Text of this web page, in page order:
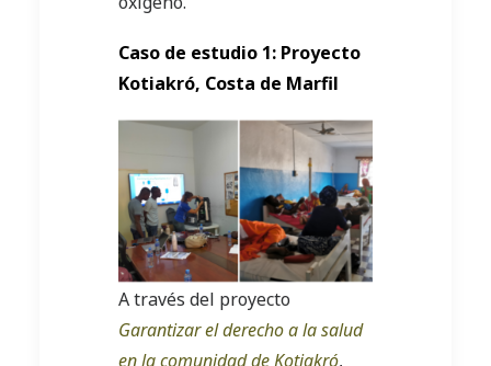
Caso de estudio 1: Proyecto
Kotiakró, Costa de Marfil
A través del proyecto
Garantizar el derecho a la salud
en la comunidad de Kotiakró,